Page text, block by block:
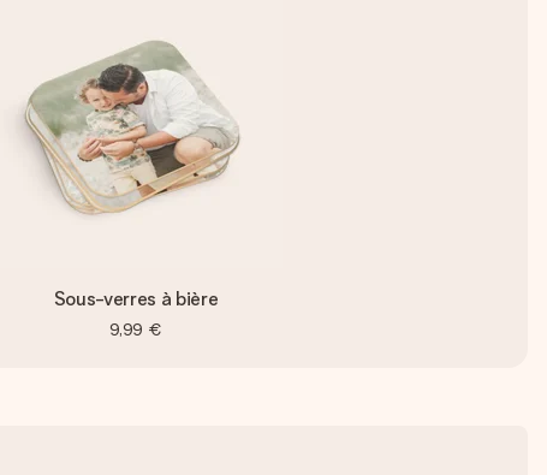
Sous-verres à bière
9,99 €